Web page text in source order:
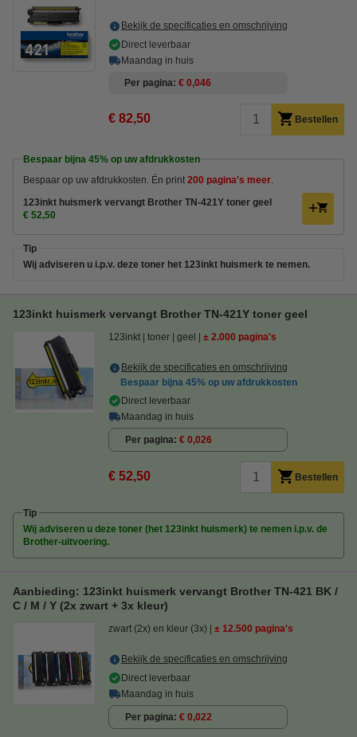
Bekijk de specificaties en omschrijving
Direct leverbaar
Maandag in huis
Per pagina € 0,046
€ 82,50 Bestellen
Bespaar bijna 45% op uw afdrukkosten
Bespaar op uw afdrukkosten. Én print 200 pagina's meer
123inkt huismerk vervangt Brother TN-421Y toner geel
€ 52,50
Tip
Wij adviseren u i.p.v. deze toner het 123inkt huismerk te nemen.
123inkt huismerk vervangt Brother TN-421Y toner geel
123inkt toner geel ± 2.000 pagina's
Bekijk de specificaties en omschrijving
Bespaar bijna 45% op uw afdrukkosten
Direct leverbaar
Maandag in huis
Per pagina € 0,026
€ 52,50 Bestellen
Tip
Wij adviseren u deze toner (het 123inkt huismerk) te nemen i.p.v. de
Brother-uitvoering.
Aanbieding: 123inkt huismerk vervangt Brother TN-421 BK /
C / M / Y (2x zwart + 3x kleur)
zwart (2x) en kleur (3x) ± 12.500 pagina's
Bekijk de specificaties en omschrijving
Direct leverbaar
Maandag in huis
Per pagina € 0,022